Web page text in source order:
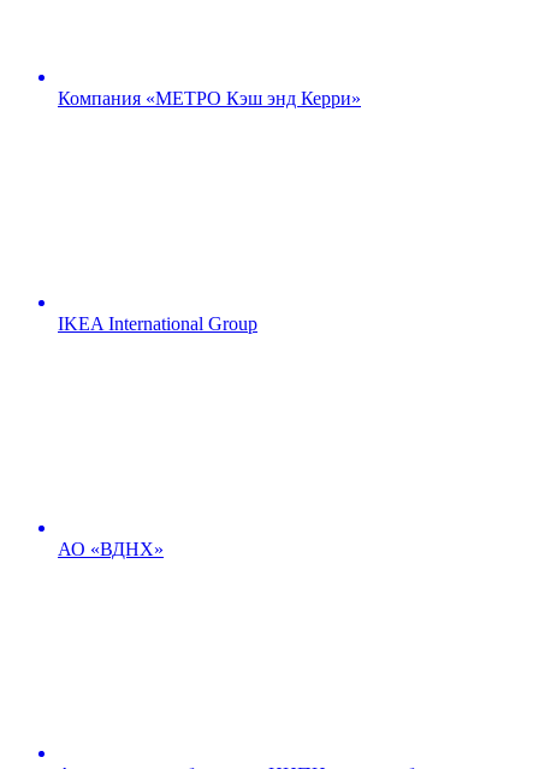
Компания «МЕТРО Кэш энд Керри»
IKEA International Group
АО «ВДНХ»